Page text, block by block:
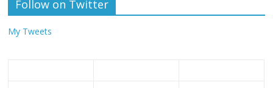
Follow on Twitter
My Tweets